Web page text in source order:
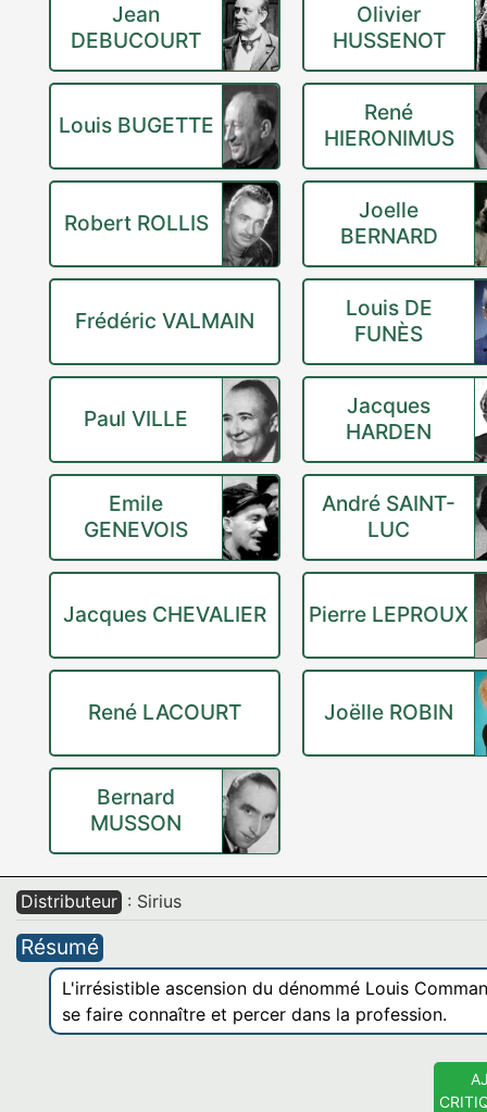
Jean
DEBUCOURT
Olivier
HUSSENOT
Louis BUGETTE
René
HIERONIMUS
Robert ROLLIS
Joelle
BERNARD
Frédéric VALMAIN
Louis DE
FUNÈS
Paul VILLE
Jacques
HARDEN
Emile
GENEVOIS
André SAINT-
LUC
Jacques CHEVALIER Pierre LEPROUX
René LACOURT Joëlle ROBIN
Bernard
MUSSON
Distributeur : Sirius
Résumé
L'irrésistible ascension du dénommé Louis
se faire connaître et percer dans la profession.